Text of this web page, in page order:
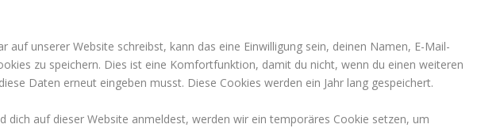
auf unserer Website schreibst, kann das eine Einwilligung sein, deinen Namen, E-Mail-
zu speichern. Dies ist eine Komfortfunktion, damit du nicht, wenn du einen weiteren
Daten erneut eingeben musst. Diese Cookies werden ein Jahr lang gespeichert.
dich auf dieser Website anmeldest, werden wir ein temporäres Cookie setzen, um